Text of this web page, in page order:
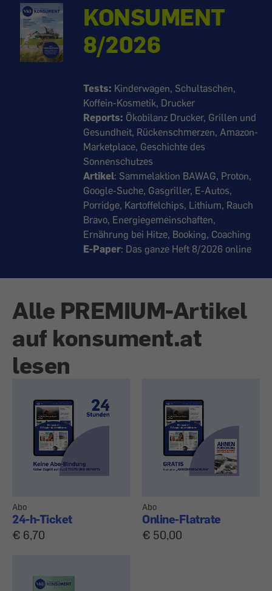
KONSUMENT
8/2026
Tests: Kinderwagen, Schultaschen,
Koffein-Kosmetik, Drucker
Reports: Ökobilanz Drucker, Grillen und
Gesundheit, Rückenschmerzen, Amazon-
Marketplace, Geschichte des
Sonnenschutzes
Artikel: Sammelaktion BAWAG, Proton,
Google-Suche, Gasgriller, E-Autos,
Porridge, Kartoffelchips, Lithium, Rauch
Bravo, Energiegemeinschaften,
Ernährung bei Hitze, Booking, Coaching
E-Paper: Das ganze Heft 8/2026 online
Alle PREMIUM-Artikel
auf konsument.at
lesen
Abo
24-h-Ticket
€ 6,70
Abo
Online-Flatrate
€ 50,00